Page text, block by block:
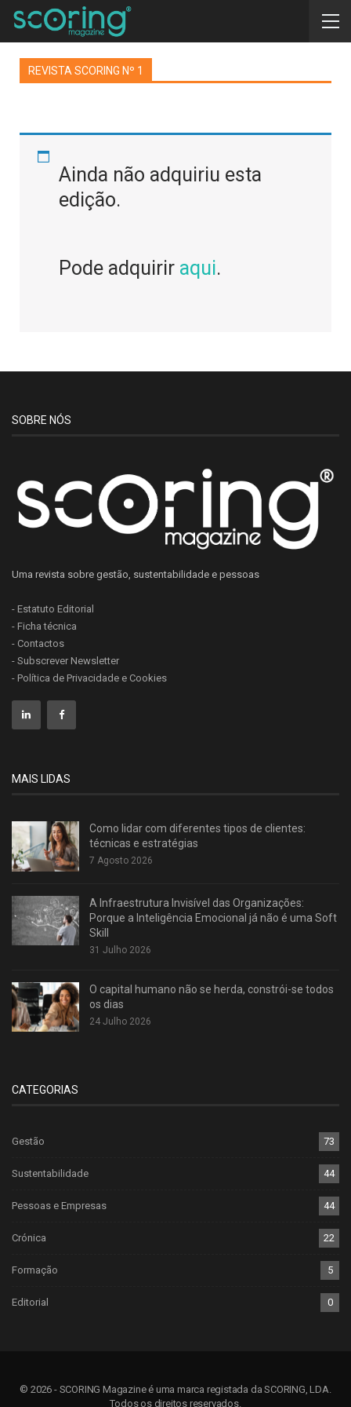
REVISTA SCORING Nº 1
Ainda não adquiriu esta
edição.
Pode adquirir aqui.
SOBRE NÓS
Uma revista sobre gestão, sustentabilidade e pessoas
- Estatuto Editorial
- Ficha técnica
- Contactos
- Subscrever Newsletter
- Política de Privacidade e Cookies
MAIS LIDAS
Como lidar com diferentes tipos de clientes:
técnicas e estratégias
7 Agosto 2026
A Infraestrutura Invisível das Organizações:
Porque a Inteligência Emocional já não é uma Soft
Skill
31 Julho 2026
O capital humano não se herda, constrói-se todos
os dias
24 Julho 2026
CATEGORIAS
Gestão 73
Sustentabilidade 44
Pessoas e Empresas 44
Crónica 22
Formação 5
Editorial 0
© 2026 - SCORING Magazine é uma marca registada da SCORING, LDA.
Todos os direitos reservados.